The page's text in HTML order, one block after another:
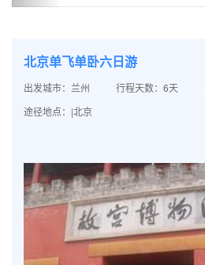
北京单飞单卧六日游
出发城市：兰州 行程天数：6天
途径地点：|北京